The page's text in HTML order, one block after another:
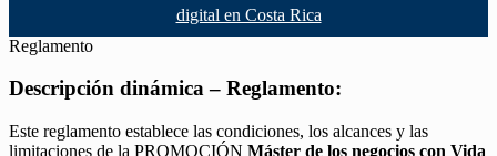
digital en Costa Rica
Reglamento
Descripción dinámica – Reglamento:
Este reglamento establece las condiciones, los alcances y las
limitaciones de la PROMOCIÓN Máster de los negocios con Vida